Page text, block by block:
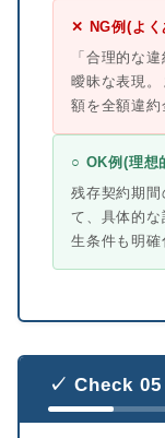
✕ NG例(よく
「合理的な
曖昧な表現
額を全額違約
○ OK例(理想
残存契約期
て、具体的
生条件も明確
✓ Check 05